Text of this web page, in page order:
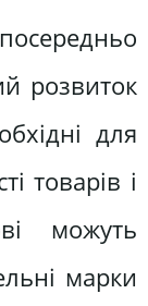
розвиток
для
товарів і
можуть
марки